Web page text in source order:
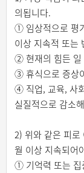
의됩니다.
① 임상적으로 평
이상 지속적 또는
② 현재의 힘든 일
③ 휴식으로 증상
④ 직업, 교육, 사
실질적으로 감소
2) 위와 같은 피로
월 이상 지속되어
① 기억력 또는 집